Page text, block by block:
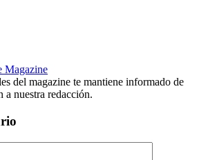
Magazine
del magazine te mantiene informado de
a nuestra redacción.